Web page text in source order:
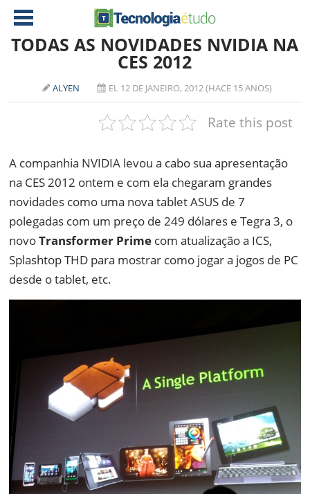
AMD
ATI
NVIDIA
SOFTWARE
NOTEBOOKS
TABLETS
IOS
NOKIA
JOGOS
DOWNLOADS
ANÁLISE
TODAS AS NOVIDADES NVIDIA NA
CES 2012
ALYEN EL 12 DE JANEIRO, 2012 (HACE 15 ANOS)
Rate this post
A companhia NVIDIA levou a cabo sua apresentação
na CES 2012 ontem e com ela chegaram grandes
novidades como uma nova tablet ASUS de 7
polegadas com um preço de 249 dólares e Tegra 3, o
novoTransformer Prime com atualização a ICS,
Splashtop THD para mostrar como jogar a jogos de PC
desde o tablet, etc.